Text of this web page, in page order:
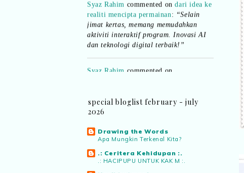
jimat kertas, memang memudahkan
aktiviti interaktif program. Inovasi AI
dan teknologi digital terbaik!”
“Menarik sungguh Pertandingan TikTok
bakat puisi kebangsaan dan
patriotisme.”
Eyma Balkishcommented on
pertandingan tiktok mencipta sajak
“Menarik..tapi lama tak mengarang
rasa kurang ideanya.”
special bloglist february - july
2026
Drawing the Words
Apa Mungkin Terkenal Kita?
.: Ceritera Kehidupan :.
.: HACIPUPU UNTUK KAK M :.